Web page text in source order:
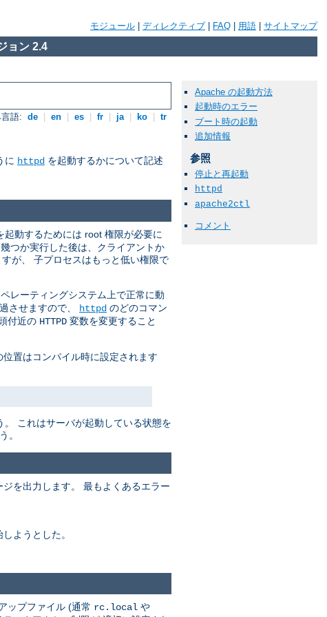
モジュール ディレクティブ FAQ 用語 サイトマップ
ョン 2.4
語: de en es fr ja ko tr
に httpd を起動するかについて記述
Apache の起動方法
起動時のエラー
ブート時の起動
追加情報
参照
停止と再起動
httpd
apache2ctl
コメント
動するためには root 権限が必要に
つか実行した後は、クライアントか
が、 子プロセスはもっと低い権限で
レーティングシステム上で正常に動
させますので、 httpd のどのコマン
付近の HTTPD 変数を変更すること
置はコンパイル時に設定されます
これはサーバが起動している状態を
。
を出力します。 最もよくあるエラー
ようとした。
ップファイル (通常 rc.local や